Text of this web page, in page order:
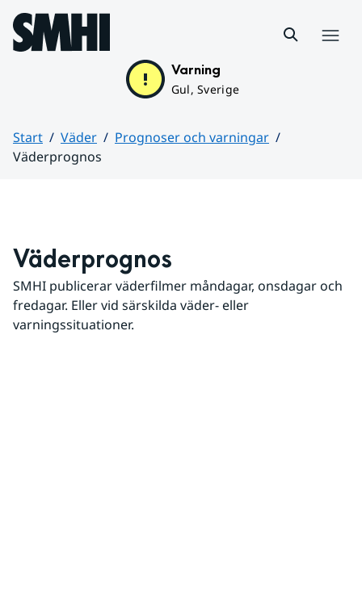
Hoppa till sidans innehåll
Varning
Gul, Sverige
Start Väder
Prognoser och varningar
Väderprognos
Väderprognos
SMHI publicerar väderfilmer måndagar, onsdagar och
fredagar. Eller vid särskilda väder- eller
varningssituationer.